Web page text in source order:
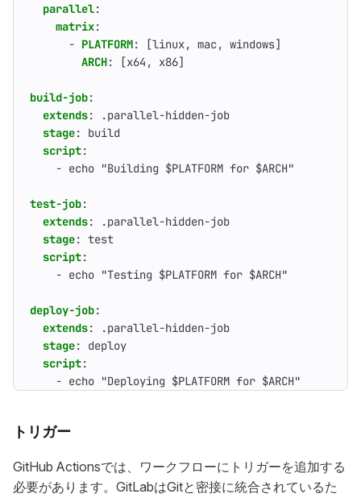
parallel:
matrix:
- PLATFORM: [linux, mac, windows]
ARCH: [x64, x86]
build-job:
extends:
.parallel-hidden-job
stage:
build
script:
- echo "Building $PLATFORM for $ARCH"
test-job:
extends:
.parallel-hidden-job
stage: test
script:
- echo "Testing $PLATFORM for $ARCH"
deploy-job:
extends:
.parallel-hidden-job
stage:
deploy
script:
- echo "Deploying $PLATFORM for $ARCH"
トリガー
GitHub Actionsでは、ワークフローにトリガーを追加する
必要があります。GitLabはGitと密接に統合されているた